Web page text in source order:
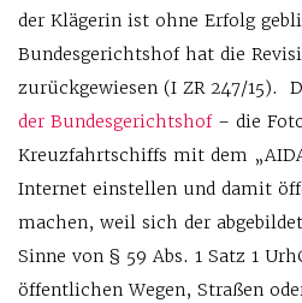
der Klägerin ist ohne Erfolg
Bundesgerichtshof hat die
zurückgewiesen (I ZR 247/15).
der Bundesgerichtshof– die
Kreuzfahrtschiffs mit dem
Internet einstellen und damit
machen, weil sich der
Sinne von § 59 Abs. 1 Satz 1
öffentlichen Wegen, Straßen